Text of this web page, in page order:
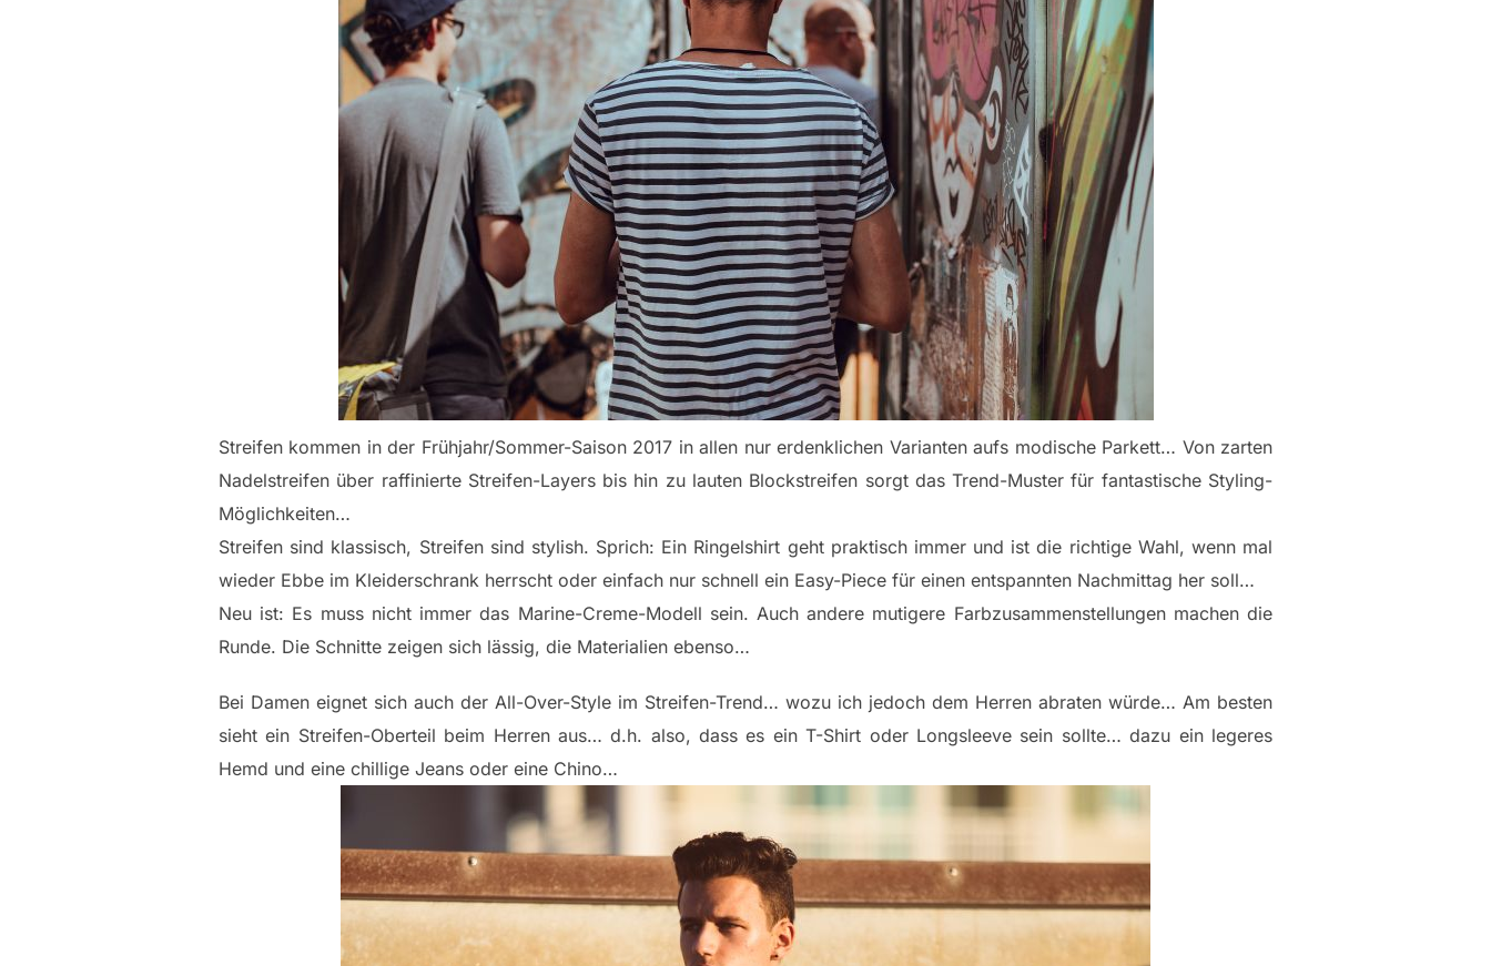
Streifen kommen in der Frühjahr/Sommer-Saison 2017 in allen nur erdenklichen Varianten aufs modische Parkett… Von zarten
Nadelstreifen über raffinierte Streifen-Layers bis hin zu lauten Blockstreifen sorgt das Trend-Muster für fantastische Styling-
Möglichkeiten…
Streifen sind klassisch, Streifen sind stylish. Sprich: Ein Ringelshirt geht praktisch immer und ist die richtige Wahl, wenn mal
wieder Ebbe im Kleiderschrank herrscht oder einfach nur schnell ein Easy-Piece für einen entspannten Nachmittag her soll…
Neu ist: Es muss nicht immer das Marine-Creme-Modell sein. Auch andere mutigere Farbzusammenstellungen machen die
Runde. Die Schnitte zeigen sich lässig, die Materialien ebenso…
Bei Damen eignet sich auch der All-Over-Style im Streifen-Trend… wozu ich jedoch dem Herren abraten würde… Am besten
sieht ein Streifen-Oberteil beim Herren aus… d.h. also, dass es ein T-Shirt oder Longsleeve sein sollte… dazu ein legeres
Hemd und eine chillige Jeans oder eine Chino…